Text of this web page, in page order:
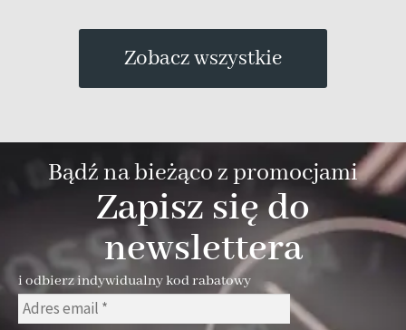
Zobacz wszystkie
Bądź na bieżąco z promocjami
Zapisz się do
newslettera
i odbierz indywidualny kod rabatowy